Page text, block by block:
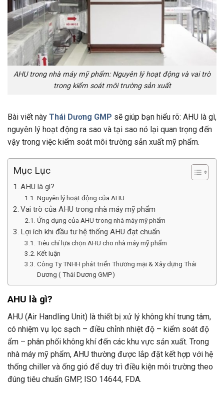
AHU trong nhà máy mỹ phẩm: Nguyên lý hoạt động và vai trò
trong kiểm soát môi trường sản xuất
Bài viết này Thái Dương GMP sẽ giúp bạn hiểu rõ: AHU là gì,
nguyên lý hoạt động ra sao và tại sao nó lại quan trọng đến
vậy trong việc kiểm soát môi trường sản xuất mỹ phẩm.
Mục Lục
AHU là gì?
Nguyên lý hoạt động của AHU
Vai trò của AHU trong nhà máy mỹ phẩm
Ứng dụng của AHU trong nhà máy mỹ phẩm
Lợi ích khi đầu tư hệ thống AHU đạt chuẩn
Tiêu chí lựa chọn AHU cho nhà máy mỹ phẩm
Kết luận
Công Ty TNHH phát triển Thương mại & Xây dựng Thái
Dương ( Thái Dương GMP)
AHU là gì?
AHU (Air Handling Unit) là thiết bị xử lý không khí trung tâm,
có nhiệm vụ lọc sạch – điều chỉnh nhiệt độ – kiểm soát độ
ẩm – phân phối không khí đến các khu vực sản xuất. Trong
nhà máy mỹ phẩm, AHU thường được lắp đặt kết hợp với hệ
thống chiller và ống gió để duy trì điều kiện môi trường theo
đúng tiêu chuẩn GMP, ISO 14644, FDA.